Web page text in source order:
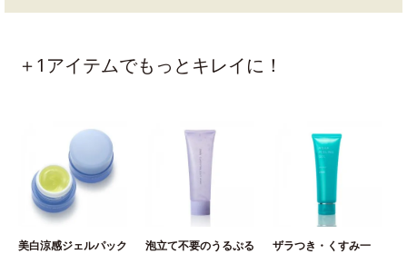
＋1アイテムでもっとキレイに！
美白涼感ジェルパック
泡立て不要のうるぷる
ザラつき・くすみ一